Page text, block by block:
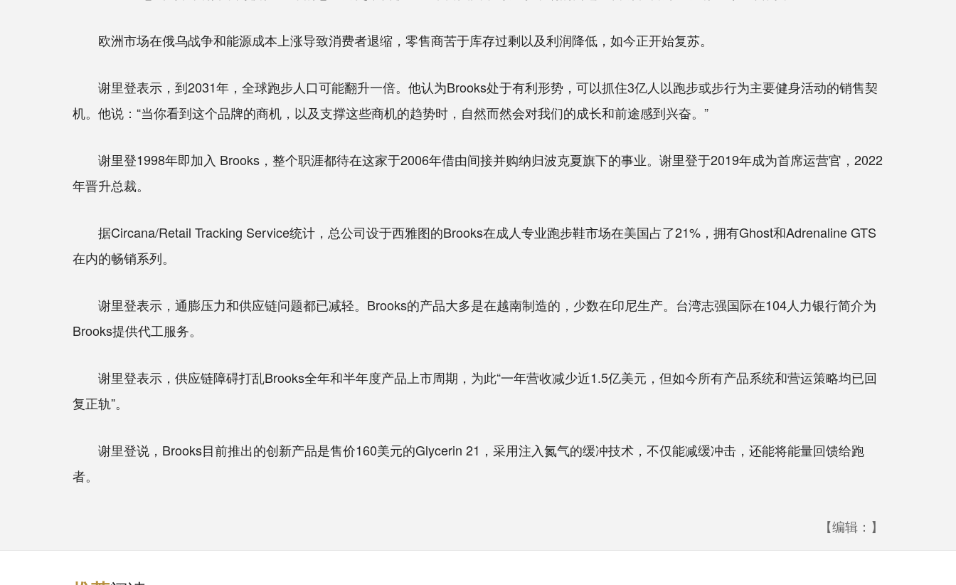
欧洲市场在俄乌战争和能源成本上涨导致消费者退缩，零售商苦于库存过剩以及利润降低，如今正开始复苏。
谢里登表示，到2031年，全球跑步人口可能翻升一倍。他认为Brooks处于有利形势，可以抓住3亿人以跑步或步行为主要健身活动的销售契
机。他说：“当你看到这个品牌的商机，以及支撑这些商机的趋势时，自然而然会对我们的成长和前途感到兴奋。”
谢里登1998年即加入 Brooks，整个职涯都待在这家于2006年借由间接并购纳归波克夏旗下的事业。谢里登于2019年成为首席运营官，2022
年晋升总裁。
据Circana/Retail Tracking Service统计，总公司设于西雅图的Brooks在成人专业跑步鞋市场在美国占了21%，拥有Ghost和Adrenaline GTS
在内的畅销系列。
谢里登表示，通膨压力和供应链问题都已减轻。Brooks的产品大多是在越南制造的，少数在印尼生产。台湾志强国际在104人力银行简介为
Brooks提供代工服务。
谢里登表示，供应链障碍打乱Brooks全年和半年度产品上市周期，为此“一年营收减少近1.5亿美元，但如今所有产品系统和营运策略均已回
复正轨”。
谢里登说，Brooks目前推出的创新产品是售价160美元的Glycerin 21，采用注入氮气的缓冲技术，不仅能减缓冲击，还能将能量回馈给跑
者。
【编辑：】